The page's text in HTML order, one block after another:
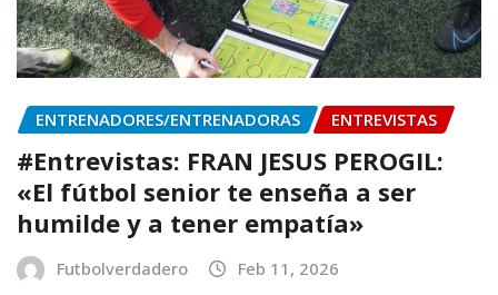
ENTRENADORES/ENTRENADORAS ENTREVISTAS
#Entrevistas: FRAN JESUS PEROGIL:
«El fútbol senior te enseña a ser
humilde y a tener empatía»
Futbolverdadero Feb 11, 2026